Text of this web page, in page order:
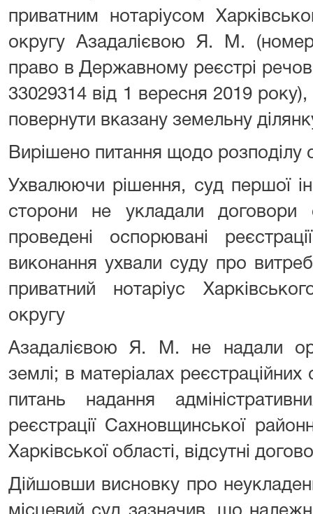
приватним нотаріусом
округу Азадалієвою Я. М.
право в Державному реєстрі
33029314 від 1 вересня 2019 року),
повернути вказану земельну
Вирішено питання щодо розподілу
Ухвалюючи рішення, суд першої
сторони не укладали
проведені оспорювані
виконання ухвали суду про
приватний нотаріус
округу
Азадалієвою Я. М. не надали
землі; в матеріалах реєстраційних
питань надання
реєстрації Сахновщинської
Харківської області, відсутні
Дійшовши висновку про